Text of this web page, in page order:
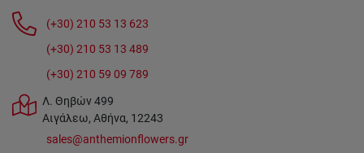
(+30) 210 53 13 623
(+30) 210 53 13 489
(+30) 210 59 09 789
Λ. Θηβών 499
Αιγάλεω, Αθήνα, 12243
sales@anthemionflowers.gr